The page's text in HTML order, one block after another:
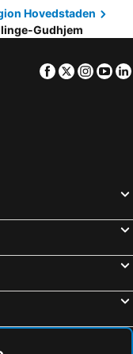
Hovedstaden
Gudhjem
Facebook
Twitter